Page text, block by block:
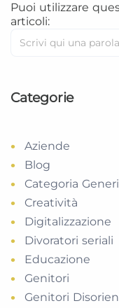
Puoi utilizzare
articoli:
Categorie
Aziende
Blog
Categoria
Creatività
Digitalizzazione
Divoratori seriali
Educazione
Genitori
Genitori